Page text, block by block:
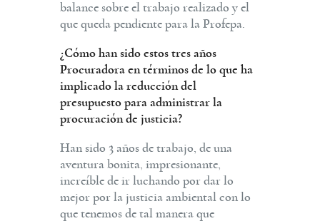
balance sobre el trabajo realizado y el
que queda pendiente para la Profepa.
¿Cómo han sido estos tres años
Procuradora en términos de lo que ha
implicado la reducción del
presupuesto para administrar la
procuración de justicia?
Han sido 3 años de trabajo, de una
aventura bonita, impresionante,
increíble de ir luchando por dar lo
mejor por la justicia ambiental con lo
que tenemos de tal manera que